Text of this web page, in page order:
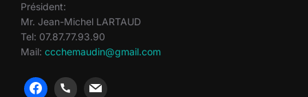
Président:
Mr. Jean-Michel LARTAUD
Tel: 07.87.77.93.90
Mail: ccchemaudin@gmail.com